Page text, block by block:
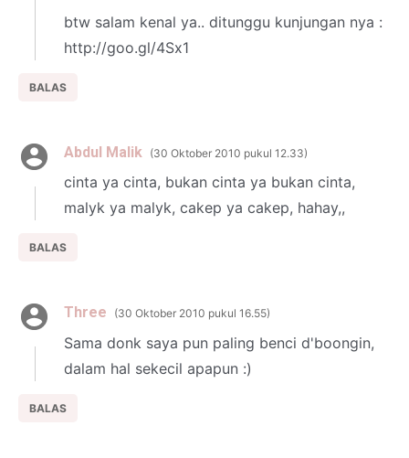
btw salam kenal ya.. ditunggu kunjungan nya :
http://goo.gl/4Sx1
BALAS
Abdul Malik 30 Oktober 2010 pukul 12.33
cinta ya cinta, bukan cinta ya bukan cinta,
malyk ya malyk, cakep ya cakep, hahay,,
BALAS
Three 30 Oktober 2010 pukul 16.55
Sama donk saya pun paling benci d'boongin,
dalam hal sekecil apapun :)
BALAS